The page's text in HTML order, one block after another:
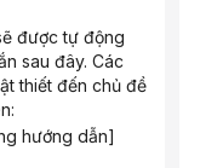
sau đây. Các
thiết đến chủ đề
hướng dẫn]